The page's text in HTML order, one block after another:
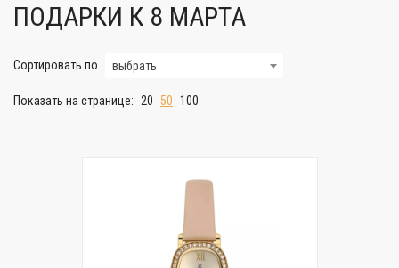
ПОДАРКИ К 8 МАРТА
Сортировать по выбрать
Показать на странице: 20 50 100